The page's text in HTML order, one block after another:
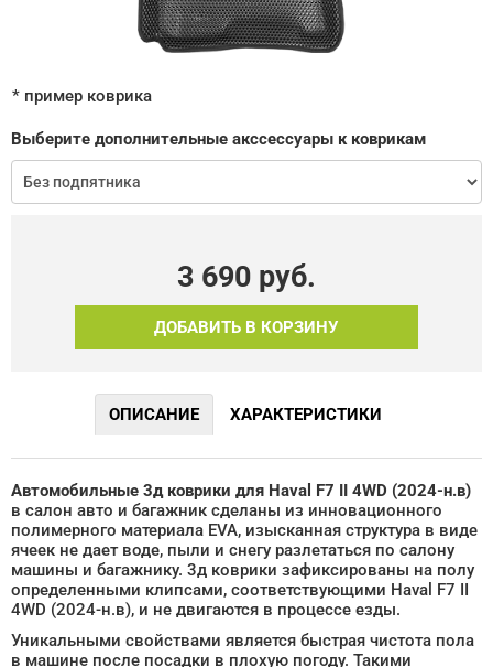
* пример коврика
Выберите дополнительные акссессуары к коврикам
3 690 руб.
ДОБАВИТЬ В КОРЗИНУ
ОПИСАНИЕ ХАРАКТЕРИСТИКИ
Автомобильные 3д коврики для Haval F7 II 4WD (2024-н.в)
в салон авто и багажник сделаны из инновационного
полимерного материала EVA, изысканная структура в виде
ячеек не дает воде, пыли и снегу разлетаться по салону
машины и багажнику. 3д коврики зафиксированы на полу
определенными клипсами, соответствующими Haval F7 II
4WD (2024-н.в), и не двигаются в процессе езды.
Уникальными свойствами является быстрая чистота пола
в машине после посадки в плохую погоду. Такими